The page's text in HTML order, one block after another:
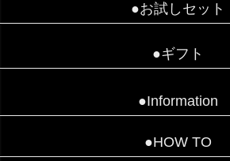
●お試しセット
●ギフト
●Information
●HOW TO